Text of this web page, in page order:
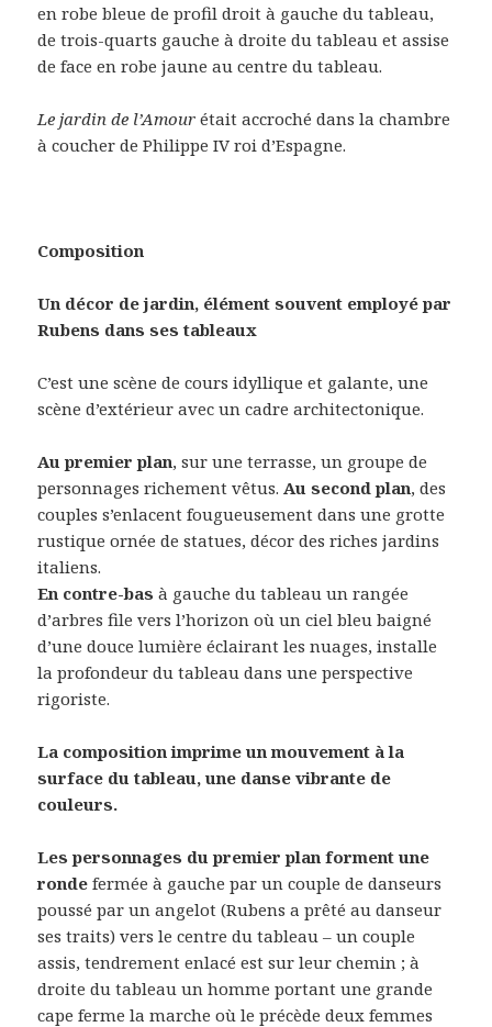
en robe bleue de profil droit à gauche du tableau,
de trois-quarts gauche à droite du tableau et assise
de face en robe jaune au centre du tableau.
Le jardin de l’Amour était accroché dans la chambre
à coucher de Philippe IV roi d’Espagne.
Composition
Un décor de jardin, élément souvent employé par
Rubens dans ses tableaux
C’est une scène de cours idyllique et galante, une
scène d’extérieur avec un cadre architectonique.
Au premier plan, sur une terrasse, un groupe de
personnages richement vêtus. Au second plan, des
couples s’enlacent fougueusement dans une grotte
rustique ornée de statues, décor des riches jardins
italiens.
En contre-basà gauche du tableau un rangée
d’arbres file vers l’horizon où un ciel bleu baigné
d’une douce lumière éclairant les nuages, installe
la profondeur du tableau dans une perspective
rigoriste.
La composition imprime un mouvement à la
surface du tableau, une danse vibrante de
couleurs.
Les personnages du premier plan forment une
ronde fermée à gauche par un couple de danseurs
poussé par un angelot (Rubens a prêté au danseur
ses traits) vers le centre du tableau – un couple
assis, tendrement enlacé est sur leur chemin ; à
droite du tableau un homme portant une grande
cape ferme la marche où le précède deux femmes